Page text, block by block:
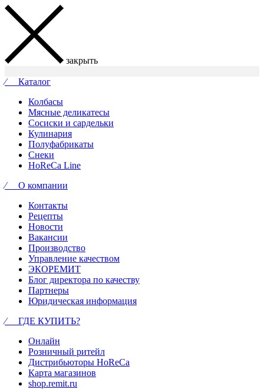
закрыть
⁄ Каталог
Колбасы
Мясные деликатесы
Сосиски и сардельки
Кулинария
Полуфабрикаты
Снеки
HoReCa Line
⁄ О компании
Контакты
Рецепты
Новости
Вакансии
Производство
Управление качеством
ЭКОРЕМИТ
Блог директора по качеству
Партнеры
Юридическая информация
⁄ ГДЕ КУПИТЬ?
Онлайн
Розничный ритейл
Дистрибьюторы HoReCa
Карта магазинов
shop.remit.ru